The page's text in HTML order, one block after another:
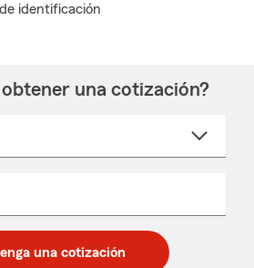
de identificación
una cotización?
una cotización